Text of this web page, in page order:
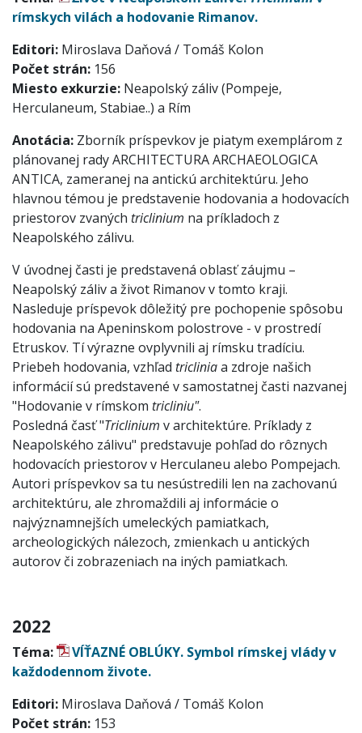
rímskych vilách a hodovanie Rimanov.
Editori: Miroslava Daňová / Tomáš Kolon
Počet strán: 156
Miesto exkurzie: Neapolský záliv (Pompeje,
Herculaneum, Stabiae..) a Rím
Anotácia: Zborník príspevkov je piatym exemplárom z
plánovanej rady ARCHITECTURA ARCHAEOLOGICA
ANTICA, zameranej na antickú architektúru. Jeho
hlavnou témou je predstavenie hodovania a hodovacích
priestorov zvaných triclinium na príkladoch z
Neapolského zálivu.
V úvodnej časti je predstavená oblasť záujmu –
Neapolský záliv a život Rimanov v tomto kraji.
Nasleduje príspevok dôležitý pre pochopenie spôsobu
hodovania na Apeninskom polostrove - v prostredí
Etruskov. Tí výrazne ovplyvnili aj rímsku tradíciu.
Priebeh hodovania, vzhľad tricliniaa zdroje našich
informácií sú predstavené v samostatnej časti nazvanej
"Hodovanie v rímskom tricliniu".
Posledná časť "Triclinium v architektúre. Príklady z
Neapolského zálivu" predstavuje pohľad do rôznych
hodovacích priestorov v Herculaneu alebo Pompejach.
Autori príspevkov sa tu nesústredili len na zachovanú
architektúru, ale zhromaždili aj informácie o
najvýznamnejších umeleckých pamiatkach,
archeologických nálezoch, zmienkach u antických
autorov či zobrazeniach na iných pamiatkach.
2022
Téma:
VÍŤAZNÉ OBLÚKY. Symbol rímskej vlády v
každodennom živote.
Editori: Miroslava Daňová / Tomáš Kolon
Počet strán: 153